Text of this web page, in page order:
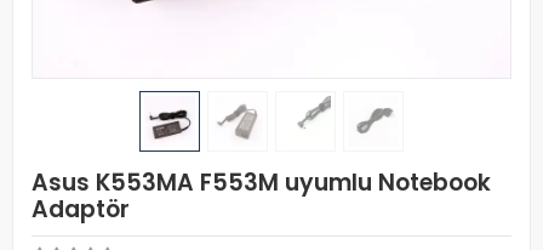
Asus K553MA F553M uyumlu Notebook
Adaptör